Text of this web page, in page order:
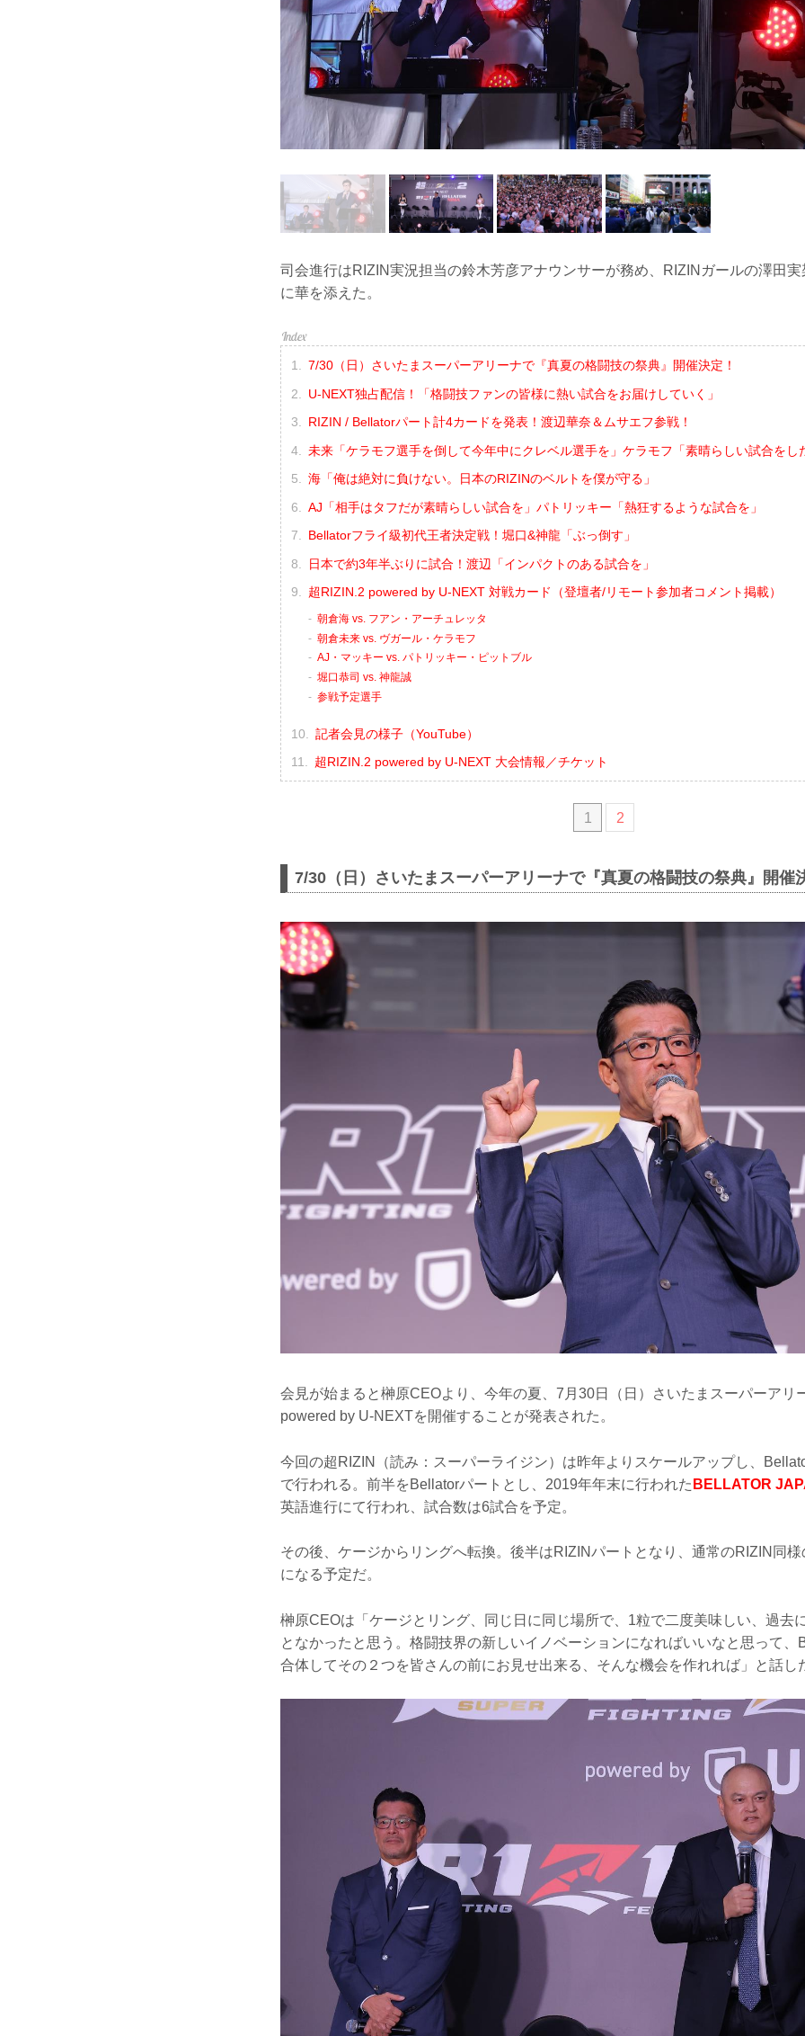
司会進行はRIZIN実況担当の鈴木芳彦アナウンサーが務め、RIZINガールの澤田
に華を添えた。
7/30（日）さいたまスーパーアリーナで『真夏の格闘技の祭典』開催決定！
U-NEXT独占配信！「格闘技ファンの皆様に熱い試合をお届けしていく」
RIZIN / Bellatorパート計4カードを発表！渡辺華奈＆ムサエフ参戦！
未来「ケラモフ選手を倒して今年中にクレベル選手を」ケラモフ「素晴らしい試合をし
海「俺は絶対に負けない。日本のRIZINのベルトを僕が守る」
AJ「相手はタフだが素晴らしい試合を」パトリッキー「熱狂するような試合を」
Bellatorフライ級初代王者決定戦！堀口&神龍「ぶっ倒す」
日本で約3年半ぶりに試合！渡辺「インパクトのある試合を」
超RIZIN.2 powered by U-NEXT 対戦カード（登壇者/リモート参加者コメント掲載）
朝倉海 vs. フアン・アーチュレッタ
朝倉未来 vs. ヴガール・ケラモフ
AJ・マッキー vs. パトリッキー・ピットブル
堀口恭司 vs. 神龍誠
参戦予定選手
記者会見の様子（YouTube）
超RIZIN.2 powered by U-NEXT 大会情報／チケット
1 2
7/30（日）さいたまスーパーアリーナで『真夏の格闘技の祭典』開催
会見が始まると榊原CEOより、今年の夏、7月30日（日）さいたまスーパーアリ
powered by U-NEXTを開催することが発表された。
今回の超RIZIN（読み：スーパーライジン）は昨年よりスケールアップし、
で行われる。前半をBellatorパートとし、2019年年末に行われた BELLATOR
英語進行にて行われ、試合数は6試合を予定。
その後、ケージからリングへ転換。後半はRIZINパートとなり、通常のRIZIN同
になる予定だ。
榊原CEOは「ケージとリング、同じ日に同じ場所で、1粒で二度美味しい、過去
となかったと思う。格闘技界の新しいイノベーションになればいいなと思って、
合体してその２つを皆さんの前にお見せ出来る、そんな機会を作れれば」と話し